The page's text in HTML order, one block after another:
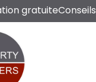
gratuiteConseils